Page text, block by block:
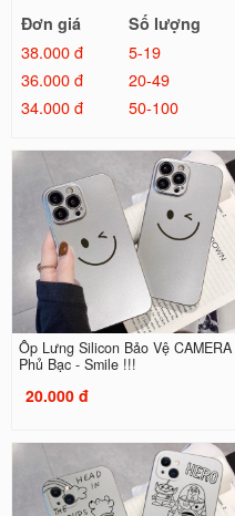
Đơn giá
Số lượng
38.000 đ
5-19
36.000 đ
20-49
34.000 đ
50-100
Ốp Lưng Silicon Bảo Vệ CAMERA
Phủ Bạc - Smile !!!
20.000 đ